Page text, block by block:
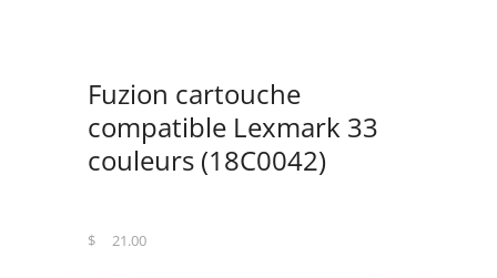
Fuzion cartouche
compatible Lexmark 33
couleurs (18C0042)
$ 21.00